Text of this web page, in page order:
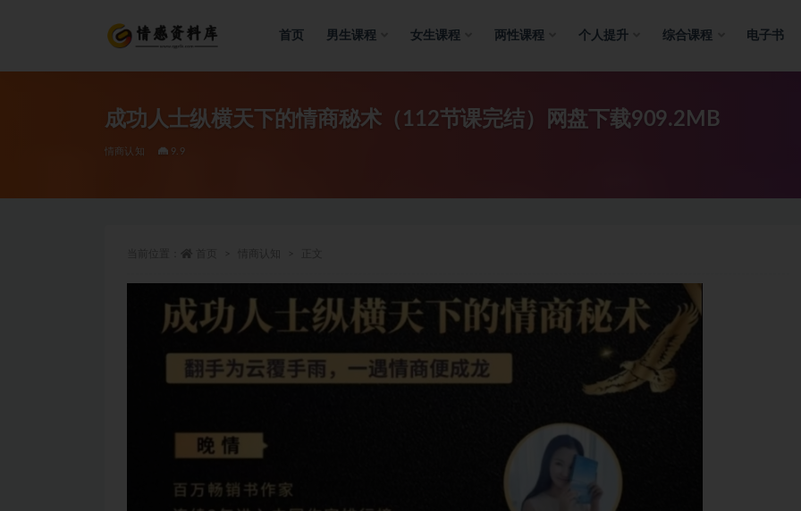
首页 男生课程 女生课程 两性课程 个人提升 综合课程 电子书
成功人士纵横天下的情商秘术（112节课完结）网盘下载909.2MB
情商认知 9.9